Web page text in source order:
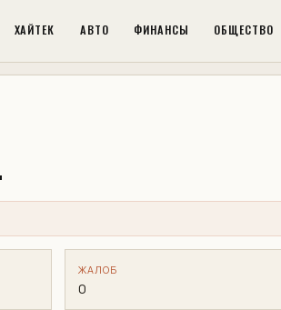
ХАЙТЕК АВТО ФИНАНСЫ ОБЩЕСТВО
ЖАЛОБ
0